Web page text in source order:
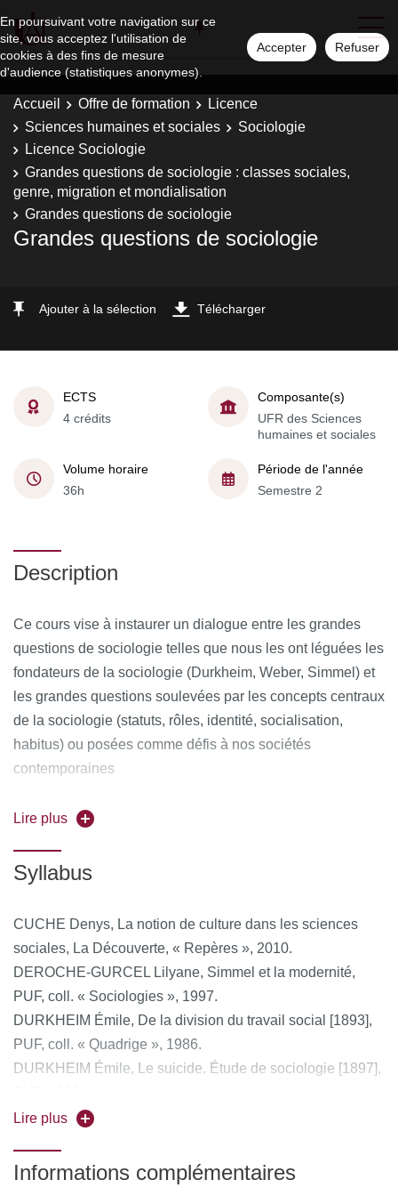
En poursuivant votre navigation sur ce
site, vous acceptez l'utilisation de
cookies à des fins de mesure
d'audience (statistiques anonymes).
Accepter Refuser
Accueil Offre de formation
Licence
Sciences humaines et sociales
Sociologie
Licence Sociologie
Grandes questions de sociologie : classes sociales,
genre, migration et mondialisation
Grandes questions de sociologie
Grandes questions de sociologie
Ajouter à la sélection Télécharger
ECTS
4 crédits
Composante(s)
UFR des Sciences
humaines et sociales
Volume horaire
36h
Période de l'année
Semestre 2
Description
Ce cours vise à instaurer un dialogue entre les grandes
questions de sociologie telles que nous les ont léguées les
fondateurs de la sociologie (Durkheim, Weber, Simmel) et
les grandes questions soulevées par les concepts centraux
de la sociologie (statuts, rôles, identité, socialisation,
habitus) ou posées comme défis à nos sociétés
contemporaines
cours sera de se familiariser avec des grandes
de la sociologie.
Lire plus
Syllabus
CUCHE Denys, La notion de culture dans les sciences
sociales, La Découverte, « Repères », 2010.
DEROCHE-GURCEL Lilyane, Simmel et la modernité,
PUF, coll. « Sociologies », 1997.
DURKHEIM Émile, De la division du travail social [1893],
PUF, coll. « Quadrige », 1986.
DURKHEIM Émile, Le suicide. Étude de sociologie [1897],
DURKHEIM Émile, Les formes élémentaires de la vie
FLEURY Laurent, Max Weber, Paris, Presses
Universitaires de France, « Que sais-je ? », 3ème éd.
Lire plus
Informations complémentaires